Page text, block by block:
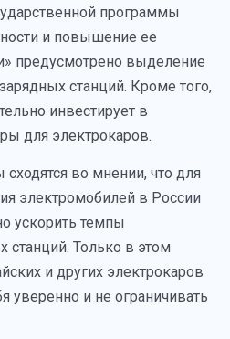
программы
и повышение ее
предусмотрено выделение
станций. Кроме того,
инвестирует в
для электрокаров.
во мнении, что для
электромобилей в России
ускорить темпы
станций. Только в этом
и других электрокаров
уверенно и не ограничивать